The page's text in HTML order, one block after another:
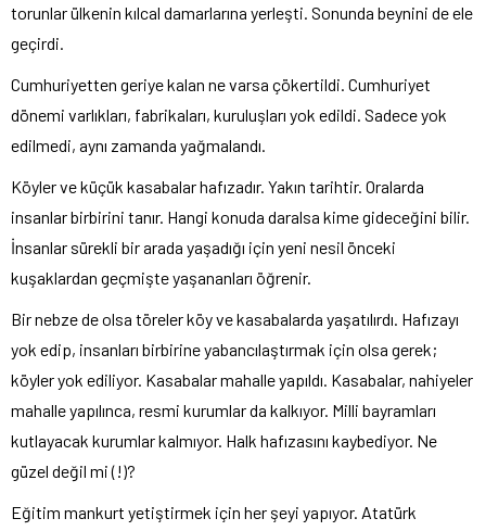
torunlar ülkenin kılcal damarlarına yerleşti. Sonunda beynini de ele
geçirdi.
Cumhuriyetten geriye kalan ne varsa çökertildi. Cumhuriyet
dönemi varlıkları, fabrikaları, kuruluşları yok edildi. Sadece yok
edilmedi, aynı zamanda yağmalandı.
Köyler ve küçük kasabalar hafızadır. Yakın tarihtir. Oralarda
insanlar birbirini tanır. Hangi konuda daralsa kime gideceğini bilir.
İnsanlar sürekli bir arada yaşadığı için yeni nesil önceki
kuşaklardan geçmişte yaşananları öğrenir.
Bir nebze de olsa töreler köy ve kasabalarda yaşatılırdı. Hafızayı
yok edip, insanları birbirine yabancılaştırmak için olsa gerek;
köyler yok ediliyor. Kasabalar mahalle yapıldı. Kasabalar, nahiyeler
mahalle yapılınca, resmi kurumlar da kalkıyor. Milli bayramları
kutlayacak kurumlar kalmıyor. Halk hafızasını kaybediyor. Ne
güzel değil mi (!)?
Eğitim mankurt yetiştirmek için her şeyi yapıyor. Atatürk